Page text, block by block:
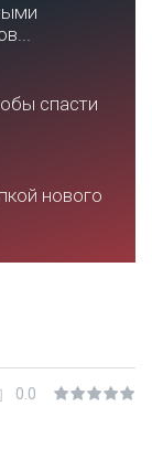
спасти
нового
0.0